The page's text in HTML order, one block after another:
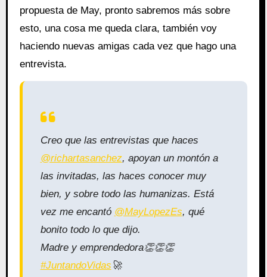
propuesta de May, pronto sabremos más sobre
esto, una cosa me queda clara, también voy
haciendo nuevas amigas cada vez que hago una
entrevista.
Creo que las entrevistas que haces
@richartasanchez, apoyan un montón a
las invitadas, las haces conocer muy
bien, y sobre todo las humanizas. Está
vez me encantó @MayLopezEs, qué
bonito todo lo que dijo.
Madre y emprendedora👏👏👏
#JuntandoVidas 🚀